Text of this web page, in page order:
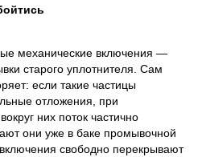
механические включения —
старого уплотнителя. Сам
если такие частицы
отложения, при
них поток частично
они уже в баке промывочной
свободно перекрывают